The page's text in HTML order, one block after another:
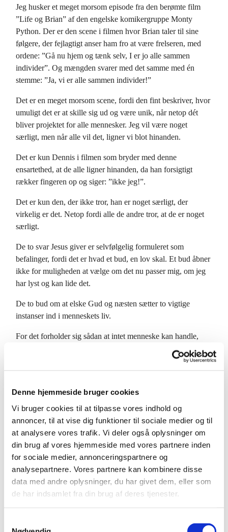
Denne hjemmeside bruger cookies
Vi bruger cookies til at tilpasse vores indhold og
annoncer, til at vise dig funktioner til sociale medier og til
at analysere vores trafik. Vi deler også oplysninger om
din brug af vores hjemmeside med vores partnere inden
for sociale medier, annonceringspartnere og
analysepartnere. Vores partnere kan kombinere disse
data med andre oplysninger, du har givet dem, eller som
de har indsamlet fra din brug af deres tjenester.
Jeg husker et meget morsom episode fra den berømte film
”Life og Brian” af den engelske komikergruppe Monty
Python. Der er den scene i filmen hvor Brian taler til sine
følgere, der fejlagtigt anser ham fro at være frelseren, med
ordene: ”Gå nu hjem og tænk selv, I er jo alle sammen
individer”. Og mængden svarer med det samme med én
stemme: ”Ja, vi er alle sammen individer!”
Det er en meget morsom scene, fordi den fint beskriver, hvor
umuligt det er at skille sig ud og være unik, når netop dét
bliver projektet for alle mennesker. Jeg vil være noget
særligt, men når alle vil det, ligner vi blot hinanden.
Det er kun Dennis i filmen som bryder med denne
ensartethed, at de alle ligner hinanden, da han forsigtigt
rækker fingeren op og siger: ”ikke jeg!”.
Det er kun den, der ikke tror, han er noget særligt, der
virkelig er det. Netop fordi alle de andre tror, at de er noget
særligt.
De to svar Jesus giver er selvfølgelig formuleret som
befalinger, fordi det er hvad et bud, en lov skal. Et bud åbner
ikke for muligheden at vælge om det nu passer mig, om jeg
har lyst og kan lide det.
De to bud om at elske Gud og næsten sætter to vigtige
instanser ind i menneskets liv.
For det forholder sig sådan at intet menneske kan handle,
uden at han eller hun i sine handlinger forholder sig til en
menneske i en aktuel situation. Det bliver også det
menneskes ansvar.
Martin Luther siger det så klart i sin Store Katekismus når
han taler om Gud som instansen i hans liv:Jeg slår ikke min
lid til nogen anden skabning i himmel eller på jord. Jeg slår
min lid alene til den usynlige, ubegribelige, ene Gud, der har
skabt himmel og jord og alene er over alle skabninger.
Du skal elske Gud betyder ikke kun er jeg er forpligtet på
noget, men at Gud også holder fast i mig, ved netop at sige,